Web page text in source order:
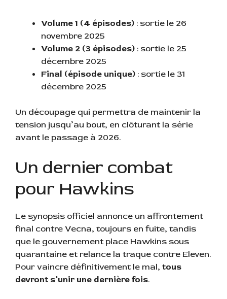
Volume 1 (4 épisodes) : sortie le 26
novembre 2025
Volume 2 (3 épisodes) : sortie le 25
décembre 2025
Final (épisode unique) : sortie le 31
décembre 2025
Un découpage qui permettra de maintenir la
tension jusqu’au bout, en clôturant la série
avant le passage à 2026.
Un dernier combat
pour Hawkins
Le synopsis officiel annonce un affrontement
final contre Vecna, toujours en fuite, tandis
que le gouvernement place Hawkins sous
quarantaine et relance la traque contre Eleven.
Pour vaincre définitivement le mal, tous
devront s’unir une dernière fois.